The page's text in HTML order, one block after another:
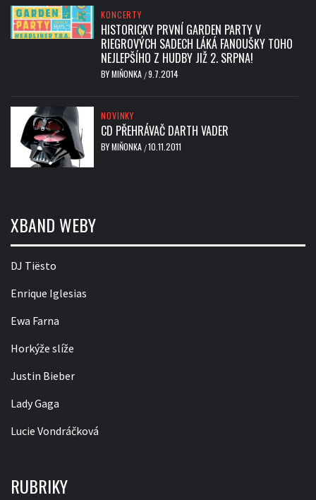
KONCERTY
HISTORICKY PRVNÍ GARDEN PARTY V
RIEGROVÝCH SADECH LÁKÁ FANOUŠKY TOHO
NEJLEPŠÍHO Z HUDBY JIŽ 2. SRPNA!
BYMIŇONKA /9.7.2014
NOVINKY
CD PŘEHRÁVAČ DARTH VADER
BYMIŇONKA /10.11.2011
XBAND WEBY
DJ Tiësto
Enrique Iglesias
Ewa Farna
Horkýže slíže
Justin Bieber
Lady Gaga
Lucie Vondráčková
RUBRIKY